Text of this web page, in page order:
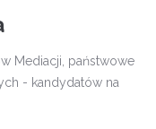
Mediacji, państwowe
- kandydatów na